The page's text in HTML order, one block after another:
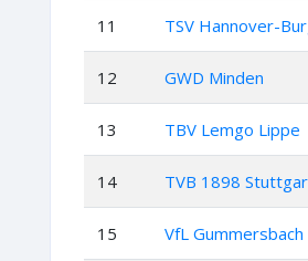
11 TSV Hannover-
12 GWD Minden
13 TBV Lemgo Lippe
14 TVB 1898
15 VfL Gummersbach